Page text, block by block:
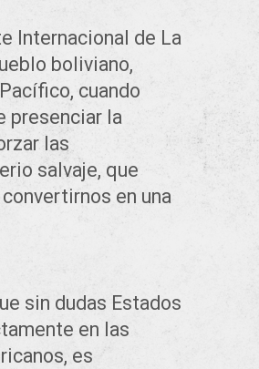
Internacional de La
boliviano,
cuando
presenciar la
las
salvaje, que
en una
sin dudas Estados
en las
es